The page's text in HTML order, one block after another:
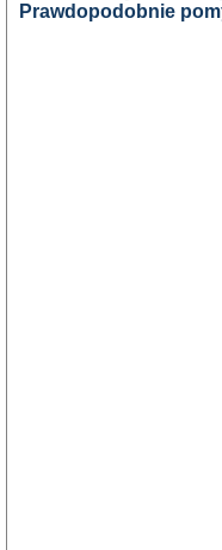
Prawdopodobnie